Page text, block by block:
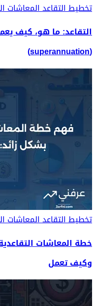
تخطيط التقاعدالمعاشات
التقاعد: ما هو، كيف
(superannuation)
تخطيط التقاعدالمعاشات
خطة المعاشات
وكيف تعمل